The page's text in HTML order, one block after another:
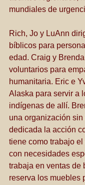
mundiales de
Rich, Jo y LuAnn
bíblicos para
edad. Craig y
voluntarios para
humanitaria. Eric e
Alaska para servir a
indígenas de allí.
una organización
dedicada la acción
tiene como trabajo
con necesidades
trabaja en ventas de
reserva los muebles